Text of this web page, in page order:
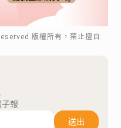
版權所有，禁止擅自
報
送出